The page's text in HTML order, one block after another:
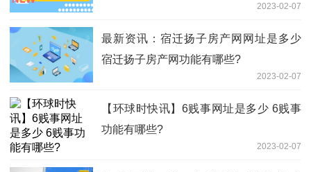
2023-02-07
最新资讯：宿迁扬子房产网网址是多少
宿迁扬子房产网功能有哪些?
2023-02-07
【环球时快讯】6贱事网址是多少 6贱事
功能有哪些?
2023-02-07